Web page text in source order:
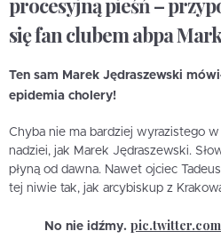
procesyjną pieśń –
się fan clubem abpa
Ten sam Marek Jędraszewski
epidemia cholery!
Chyba nie ma bardziej wyrazistego w
nadziei, jak Marek Jędraszewski.
płyną od dawna. Nawet ojciec
tej niwie tak, jak arcybiskup z
No nie idźmy.